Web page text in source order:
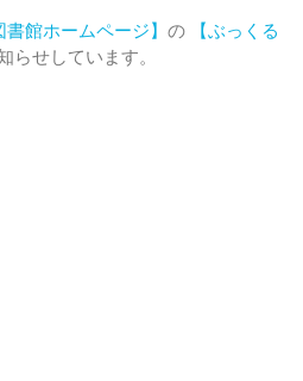
書館ホームページ】 の
【ぶっくる
らせしています。